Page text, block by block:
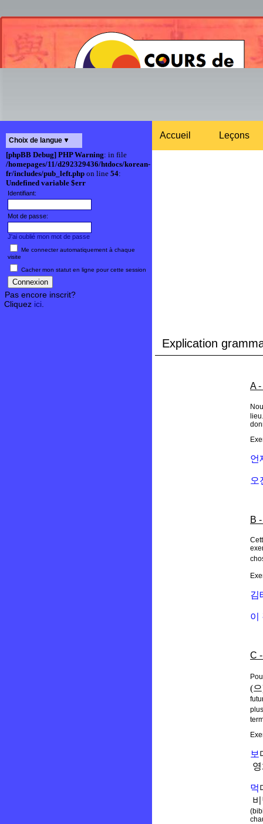
Choix de langue
[phpBB Debug] PHP Warning: in file
/homepages/11/d292329436/htdocs/korean-
fr/includes/pub_left.php on line 54:
Undefined variable $err
Identifiant:
Mot de passe:
J'ai oublié mon mot de passe
Me connecter automatiquement à chaque
visite
Cacher mon statut en ligne pour cette session
Pas encore inscrit?
Cliquez ici
Accueil Leçons
Explication
A
언
오
B
김
이
C
(
보
먹